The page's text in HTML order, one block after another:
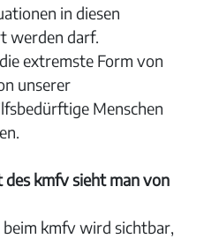
in diesen
werden darf.
extremste Form von
unserer
Menschen
kmfv sieht man von
kmfv wird sichtbar,